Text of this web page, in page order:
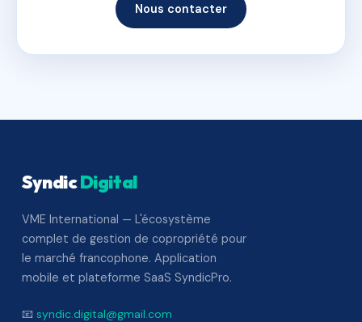
Nous contacter
SyndicDigital
VME International — L'écosystème
complet de gestion de copropriété pour
le marché francophone. Application
mobile et plateforme SaaS SyndicPro.
📧 syndic.digital@gmail.com